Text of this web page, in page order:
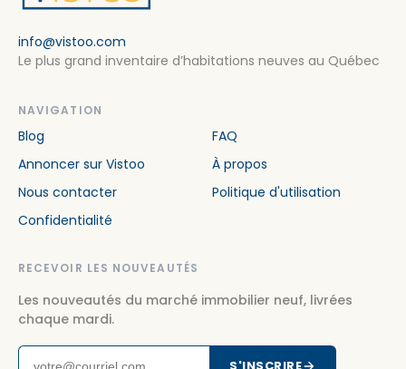
info@vistoo.com
Le plus grand inventaire d’habitations neuves au Québec
NAVIGATION
Blog
FAQ
Annoncer sur Vistoo
À propos
Nous contacter
Politique d'utilisation
Confidentialité
RECEVOIR LES NOUVEAUTÉS
Les nouveautés du marché immobilier neuf, livrées
chaque mardi.